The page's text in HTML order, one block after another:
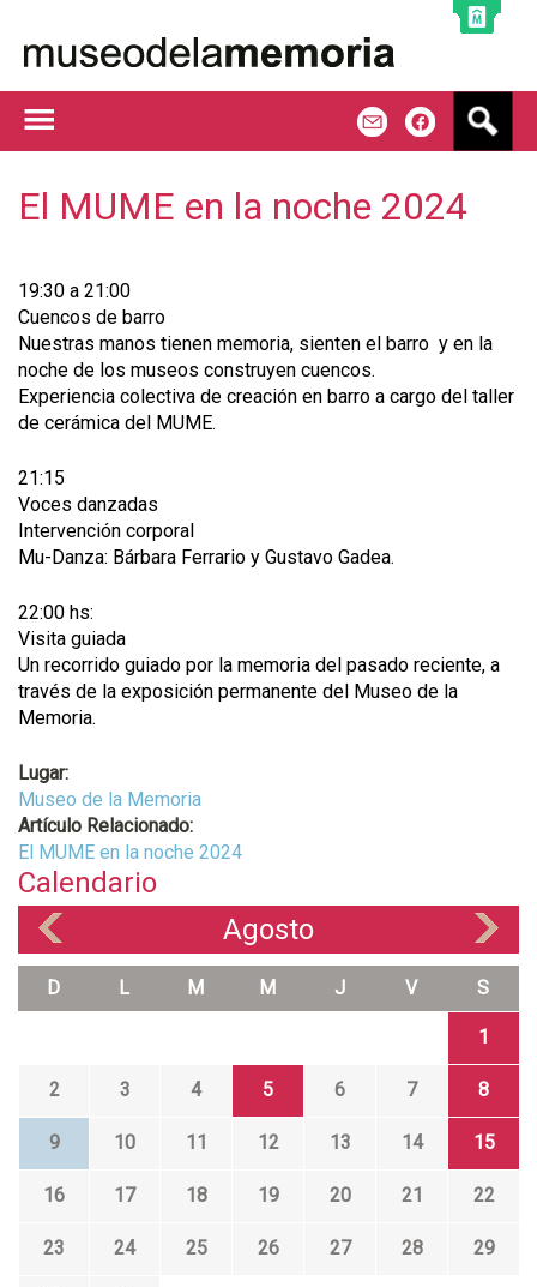
El MUME en la noche 2024
19:30 a 21:00
Cuencos de barro
Nuestras manos tienen memoria, sienten el barro y en la
noche de los museos construyen cuencos.
Experiencia colectiva de creación en barro a cargo del taller
de cerámica del MUME.
21:15
Voces danzadas
Intervención corporal
Mu-Danza: Bárbara Ferrario y Gustavo Gadea.
22:00 hs:
Visita guiada
Un recorrido guiado por la memoria del pasado reciente, a
través de la exposición permanente del Museo de la
Memoria.
Lugar:
Museo de la Memoria
Artículo Relacionado:
El MUME en la noche 2024
Calendario
Agosto
D L M M J V S
1
2 3 4 5 6 7 8
9 10 11 12 13 14 15
16 17 18 19 20 21 22
23 24 25 26 27 28 29
s
a